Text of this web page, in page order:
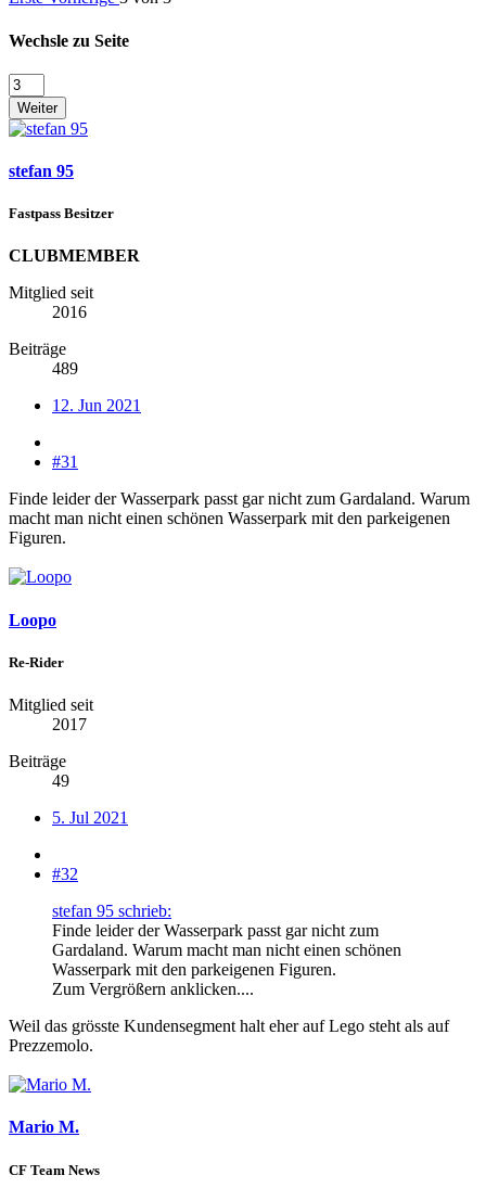
Wechsle zu Seite
Weiter
stefan 95
Fastpass Besitzer
CLUBMEMBER
Mitglied seit
2016
Beiträge
489
12. Jun 2021
#31
Finde leider der Wasserpark passt gar nicht zum Gardaland. Warum
macht man nicht einen schönen Wasserpark mit den parkeigenen
Figuren.
Loopo
Re-Rider
Mitglied seit
2017
Beiträge
49
5. Jul 2021
#32
stefan 95 schrieb:
Finde leider der Wasserpark passt gar nicht zum
Gardaland. Warum macht man nicht einen schönen
Wasserpark mit den parkeigenen Figuren.
Zum Vergrößern anklicken....
Weil das grösste Kundensegment halt eher auf Lego steht als auf
Prezzemolo.
Mario M.
CF Team News